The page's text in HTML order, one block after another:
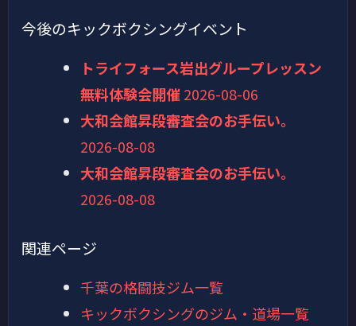
今後のキックボクシングイベント
トライフォース岩出グループレッスン
無料体験会開催 2026-08-06
大和会館昇段審査会のお手伝い。
2026-08-08
大和会館昇段審査会のお手伝い。
2026-08-08
関連ページ
千葉の格闘技ジム一覧
キックボクシングのジム・道場一覧